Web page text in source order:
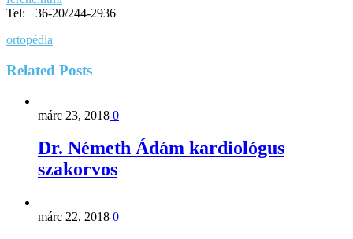
Tel: +36-20/244-2936
ortopédia
Related Posts
márc 23, 2018 0
Dr. Németh Ádám kardiológus
szakorvos
márc 22, 2018 0